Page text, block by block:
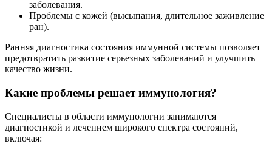
заболевания.
Проблемы с кожей (высыпания, длительное заживление
ран).
Ранняя диагностика состояния иммунной системы позволяет
предотвратить развитие серьезных заболеваний и улучшить
качество жизни.
Какие проблемы решает иммунология?
Специалисты в области иммунологии занимаются
диагностикой и лечением широкого спектра состояний,
включая: